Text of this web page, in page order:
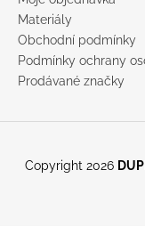
Materiály
Obchodní podmínky
Podmínky ochrany
Prodávané značky
Copyright 2026